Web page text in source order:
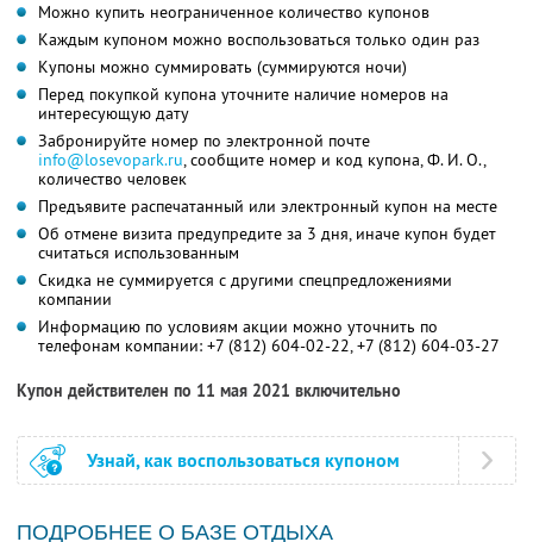
Можно купить неограниченное количество купонов
Каждым купоном можно воспользоваться только один раз
Купоны можно суммировать (суммируются ночи)
Перед покупкой купона уточните наличие номеров на
интересующую дату
Забронируйте номер по электронной почте
info@losevopark.ru, сообщите номер и код купона,Ф. И. О.,
количество человек
Предъявите распечатанный или электронный купон на месте
Об отмене визита предупредите за 3 дня, иначе купон будет
считаться использованным
Скидка не суммируется с другими спецпредложениями
компании
Информацию по условиям акции можно уточнить по
телефонам компании: +7 (812) 604-02-22,+7 (812) 604-03-27
Купон действителен по 11 мая 2021 включительно
Узнай, как воспользоваться купоном
ПОДРОБНЕЕ О БАЗЕ ОТДЫХА